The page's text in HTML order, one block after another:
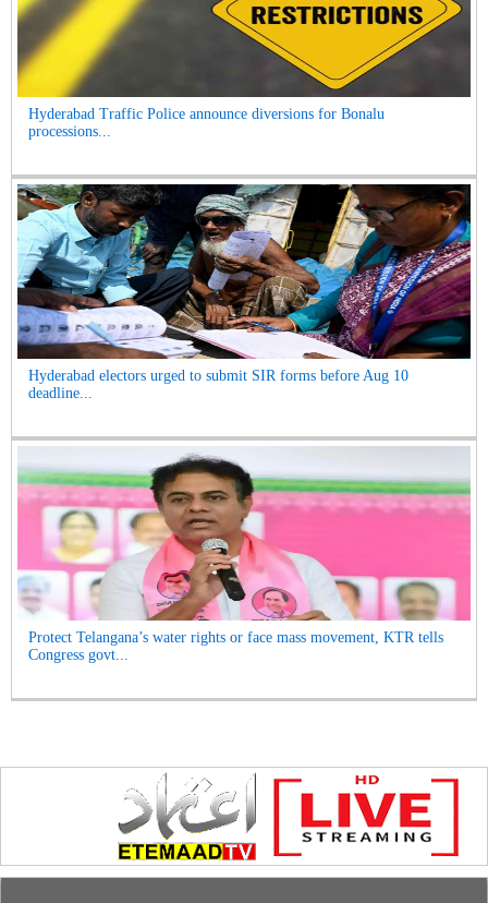
Hyderabad Traffic Police announce diversions for Bonalu
processions...
Hyderabad electors urged to submit SIR forms before Aug 10
deadline...
Protect Telangana’s water rights or face mass movement, KTR tells
Congress govt...